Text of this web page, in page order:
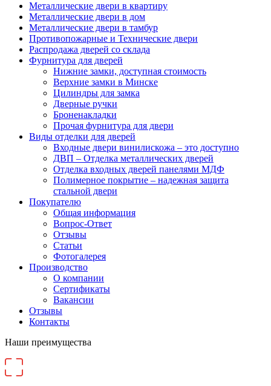
Металлические двери в квартиру
Металлические двери в дом
Металлические двери в тамбур
Противопожарные и Технические двери
Распродажа дверей со склада
Фурнитура для дверей
Нижние замки, доступная стоимость
Верхние замки в Минске
Цилиндры для замка
Дверные ручки
Броненакладки
Прочая фурнитура для двери
Виды отделки для дверей
Входные двери винилискожа – это доступно
ДВП – Отделка металлических дверей
Отделка входных дверей панелями МДФ
Полимерное покрытие – надежная защита
стальной двери
Покупателю
Общая информация
Вопрос-Ответ
Отзывы
Статьи
Фотогалерея
Производство
О компании
Сертификаты
Вакансии
Отзывы
Контакты
Наши преимущества